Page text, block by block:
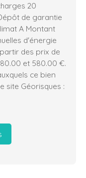
20
de garantie
A Montant
d'énergie
des prix de
et 580.00 €.
ce bien
site Géorisques :